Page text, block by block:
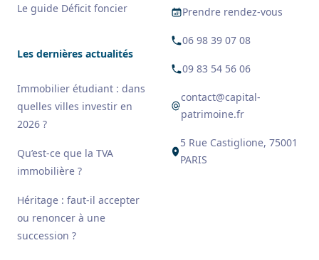
Le guide Déficit foncier
Les dernières actualités
Immobilier étudiant : dans
quelles villes investir en
2026 ?
Qu’est-ce que la TVA
immobilière ?
Héritage : faut-il accepter
ou renoncer à une
succession ?
Prendre rendez-vous
06 98 39 07 08
09 83 54 56 06
contact@capital-
patrimoine.fr
5 Rue Castiglione, 75001
PARIS